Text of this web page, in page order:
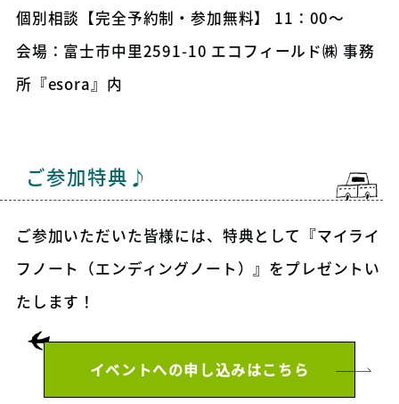
個別相談【完全予約制・参加無料】 11：00～
会場：富士市中里2591-10 エコフィールド㈱ 事務
所『esora』内
ご参加特典♪
ご参加いただいた皆様には、特典として『マイライ
フノート（エンディングノート）』をプレゼントい
たします！
イベントへの申し込みはこちら